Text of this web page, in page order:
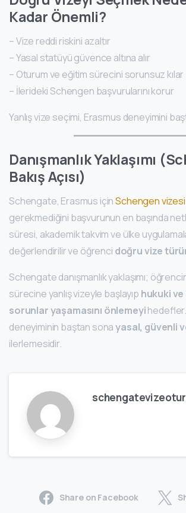
Kadar Önemli?
– Vize reddi riskini azaltır
– Yasal statüyü güvence altına alır
– Oturum ve eğitim sürecini sorunsuz kılar
– İlerideki Schengen başvurularını korur
Yanlış vize seçimi, Erasmus deneyimini
Danışmanlık Yaklaşımı
Bakış Açısı)
Schengate, Erasmus içinSchengen vizesi
gerekmediğini başvurunun en başında
süresi, akademik takvim ve ülke
değerlendirilir ve öğrenci doğru vize
Schengate danışmanlık yaklaşımı;
sürecine yanlış vizeyle başlayıp hukuki
sorunlar yaşamasını önlemeyi
deneyiminin baştan sonayasal, güvenli
ilerlemesidir.
Share on Facebook